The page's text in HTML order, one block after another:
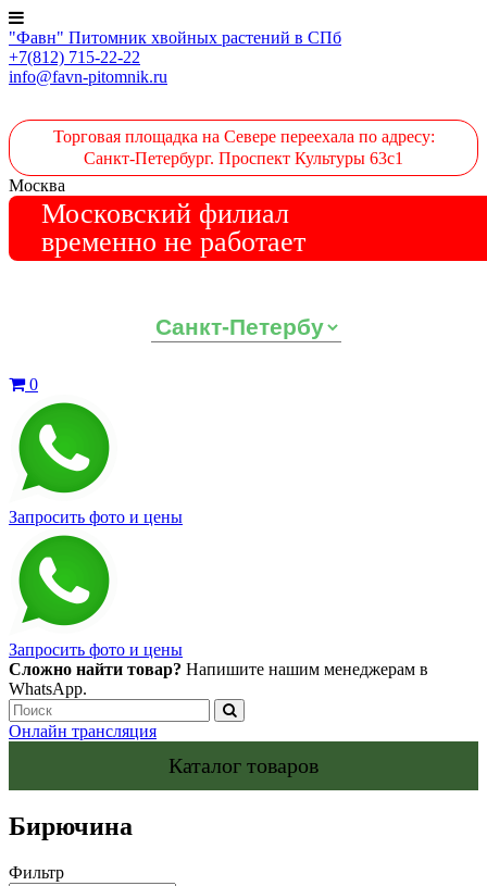
"Фавн" Питомник хвойных растений в СПб
+7(812) 715-22-22
info@favn-pitomnik.ru
Торговая площадка на Севере переехала по адресу:
Санкт-Петербург. Проспект Культуры 63с1
Москва
Московский филиал
временно не работает
0
Запросить фото и цены
Запросить фото и цены
Сложно найти товар? Напишите нашим менеджерам в
WhatsApp.
Онлайн трансляция
Каталог товаров
Бирючина
Фильтр